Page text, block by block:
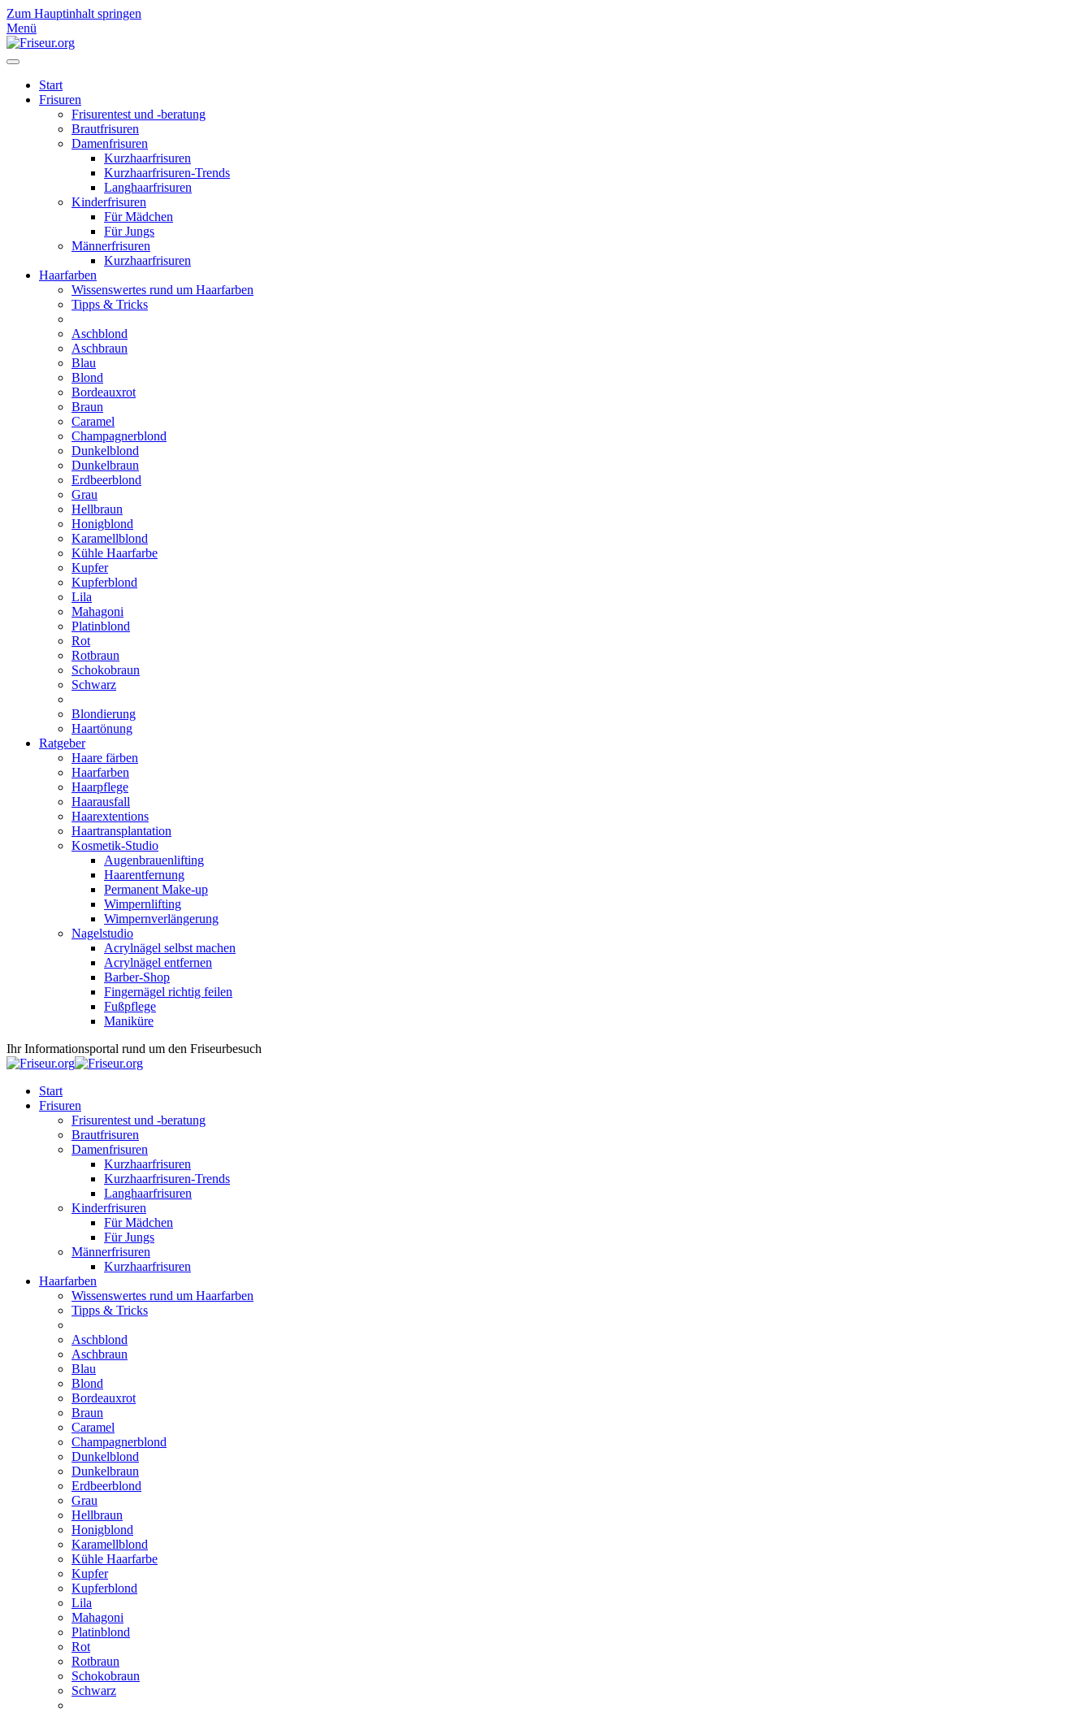
Zum Hauptinhalt springen
Menü
Start
Frisuren
Frisurentest und -beratung
Brautfrisuren
Damenfrisuren
Kurzhaarfrisuren
Kurzhaarfrisuren-Trends
Langhaarfrisuren
Kinderfrisuren
Für Mädchen
Für Jungs
Männerfrisuren
Kurzhaarfrisuren
Haarfarben
Wissenswertes rund um Haarfarben
Tipps & Tricks
Aschblond
Aschbraun
Blau
Blond
Bordeauxrot
Braun
Caramel
Champagnerblond
Dunkelblond
Dunkelbraun
Erdbeerblond
Grau
Hellbraun
Honigblond
Karamellblond
Kühle Haarfarbe
Kupfer
Kupferblond
Lila
Mahagoni
Platinblond
Rot
Rotbraun
Schokobraun
Schwarz
Blondierung
Haartönung
Ratgeber
Haare färben
Haarfarben
Haarpflege
Haarausfall
Haarextentions
Haartransplantation
Kosmetik-Studio
Augenbrauenlifting
Haarentfernung
Permanent Make-up
Wimpernlifting
Wimpernverlängerung
Nagelstudio
Acrylnägel selbst machen
Acrylnägel entfernen
Barber-Shop
Fingernägel richtig feilen
Fußpflege
Maniküre
Ihr Informationsportal rund um den Friseurbesuch
Start
Frisuren
Frisurentest und -beratung
Brautfrisuren
Damenfrisuren
Kurzhaarfrisuren
Kurzhaarfrisuren-Trends
Langhaarfrisuren
Kinderfrisuren
Für Mädchen
Für Jungs
Männerfrisuren
Kurzhaarfrisuren
Haarfarben
Wissenswertes rund um Haarfarben
Tipps & Tricks
Aschblond
Aschbraun
Blau
Blond
Bordeauxrot
Braun
Caramel
Champagnerblond
Dunkelblond
Dunkelbraun
Erdbeerblond
Grau
Hellbraun
Honigblond
Karamellblond
Kühle Haarfarbe
Kupfer
Kupferblond
Lila
Mahagoni
Platinblond
Rot
Rotbraun
Schokobraun
Schwarz